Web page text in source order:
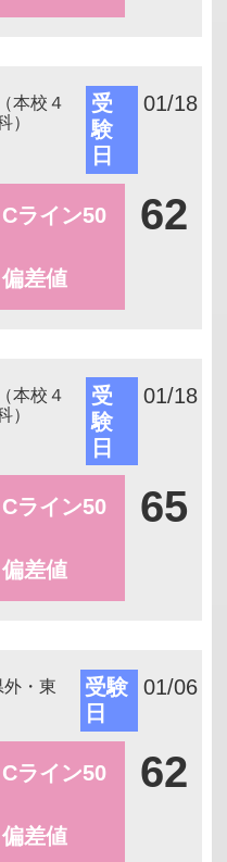
（本校４
）
受
験
日
01/18
Cライン50
偏差値
62
（本校４
）
受
験
日
01/18
Cライン50
偏差値
65
外・東
受験
日
01/06
Cライン50
偏差値
62